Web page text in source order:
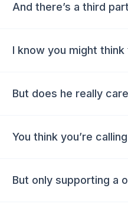
And there’s a third
I know you might think
But does he really care
You think you’re calling
But only supporting a